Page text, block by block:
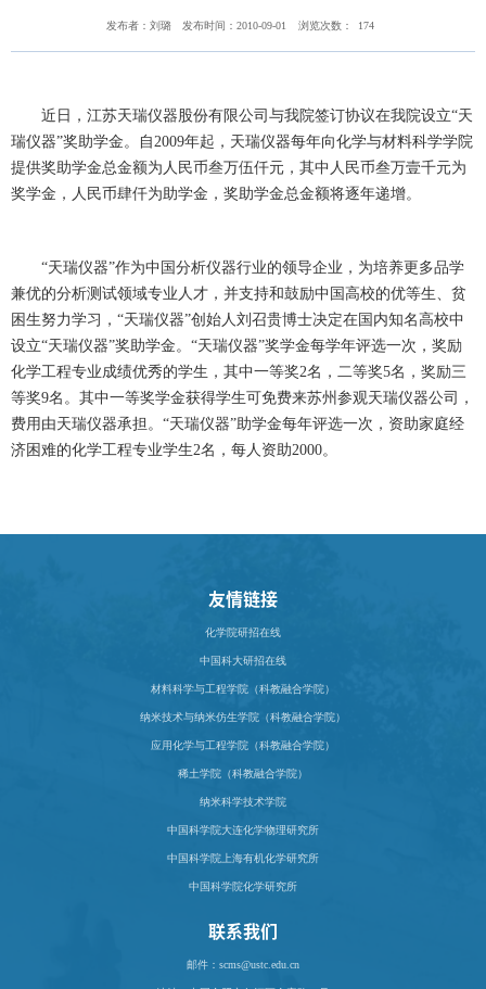
发布者：刘璐 发布时间：2010-09-01 浏览次数： 174
近日，江苏天瑞仪器股份有限公司与我院签订协议在我院设立“天
瑞仪器”奖助学金。自2009年起，天瑞仪器每年向化学与材料科学学院
提供奖助学金总金额为人民币叁万伍仟元，其中人民币叁万壹千元为
奖学金，人民币肆仟为助学金，奖助学金总金额将逐年递增。
“天瑞仪器”作为中国分析仪器行业的领导企业，为培养更多品学
兼优的分析测试领域专业人才，并支持和鼓励中国高校的优等生、贫
困生努力学习，“天瑞仪器”创始人刘召贵博士决定在国内知名高校中
设立“天瑞仪器”奖助学金。“天瑞仪器”奖学金每学年评选一次，奖励
化学工程专业成绩优秀的学生，其中一等奖2名，二等奖5名，奖励三
等奖9名。其中一等奖学金获得学生可免费来苏州参观天瑞仪器公司，
费用由天瑞仪器承担。“天瑞仪器”助学金每年评选一次，资助家庭经
济困难的化学工程专业学生2名，每人资助2000。
友情链接
化学院研招在线
中国科大研招在线
材料科学与工程学院（科教融合学院）
纳米技术与纳米仿生学院（科教融合学院）
应用化学与工程学院（科教融合学院）
稀土学院（科教融合学院）
纳米科学技术学院
中国科学院大连化学物理研究所
中国科学院上海有机化学研究所
中国科学院化学研究所
联系我们
邮件：scms@ustc.edu.cn